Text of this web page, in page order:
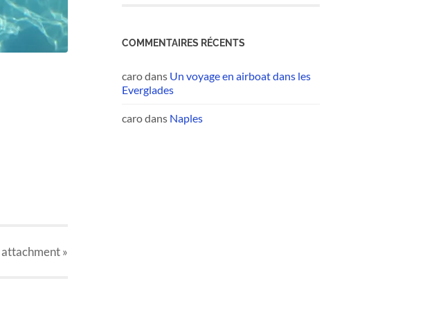
attachment»
COMMENTAIRES RÉCENTS
carodans Un voyage en airboat dans les
Everglades
carodans Naples